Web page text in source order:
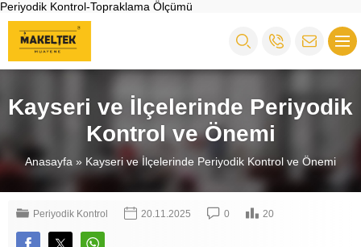
Periyodik Kontrol-Topraklama Ölçümü
Kayseri ve İlçelerinde Periyodik
Kontrol ve Önemi
Anasayfa » Kayseri ve İlçelerinde Periyodik Kontrol ve Önemi
Periyodik Kontrol 20.11.2025 0 20